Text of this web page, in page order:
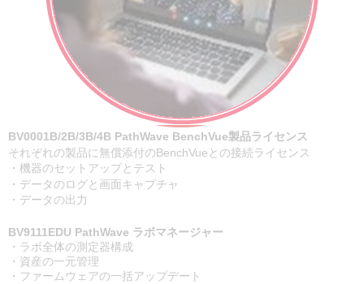
BV0001B/2B/3B/4B PathWave BenchVue製品ライセンス
それぞれの製品に無償添付のBenchVueとの接続ライセンス
・機器のセットアップとテスト
・データのログと画面キャプチャ
・データの出力
BV9111EDU PathWave ラボマネージャー
・ラボ全体の測定器構成
・資産の一元管理
・ファームウェアの一括アップデート